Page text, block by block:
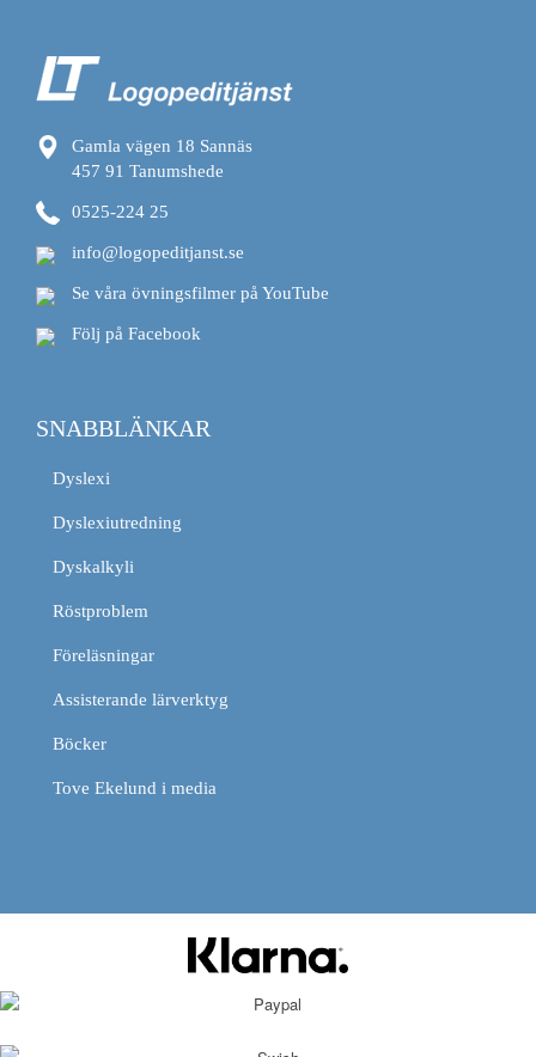
Gamla vägen 18 Sannäs
457 91 Tanumshede
0525-224 25
info@logopeditjanst.se
Se våra övningsfilmer på YouTube
Följ på Facebook
SNABBLÄNKAR
Dyslexi
Dyslexiutredning
Dyskalkyli
Röstproblem
Föreläsningar
Assisterande lärverktyg
Böcker
Tove Ekelund i media